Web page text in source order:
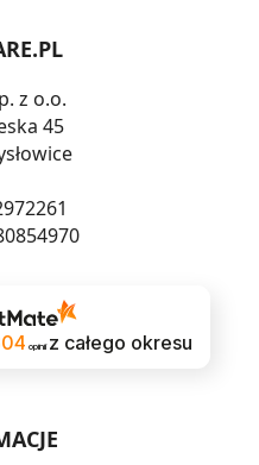
z o.o.
45
opinii z całego okresu